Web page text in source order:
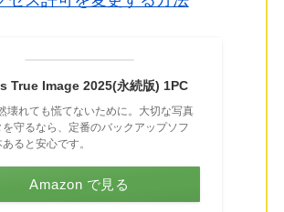
True Image 2025(永続版) 1PC
壊れても慌てないために。大切な写真
守るなら、定番のバックアップソフ
あると安心です。
Amazon で見る